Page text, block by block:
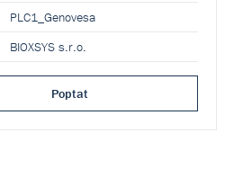
PLC1_Genovesa
BIOXSYS s.r.o.
Poptat